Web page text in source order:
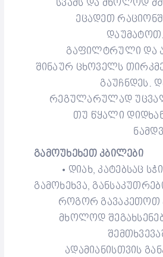
სვამს და მხოლოდ
ეცადეთ
დაუმატოთ.
გაფილტრული და
შინაურ ცხოველს თირკმ
გაუჩნდეს.
რეგულარულად უ
თუ წყალი
გამოუხეხეთ კბილები
• დიახ, კატებსაც
გამოხეხვა,
როგორ გავაკეთოთ
მხოლოდ
ადამიანისთვის